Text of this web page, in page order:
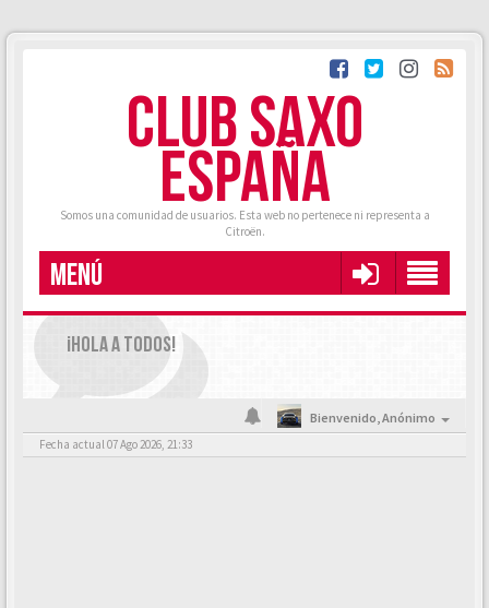
CLUB SAXO
ESPAÑA
Somos una comunidad de usuarios. Esta web no pertenece ni representa a
Citroën.
MENÚ
¡HOLA A TODOS!
Bienvenido,Anónimo
Fecha actual 07 Ago 2026, 21:33